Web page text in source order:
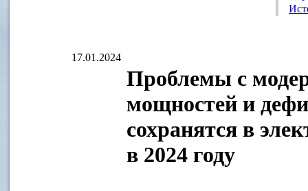
17.01.2024
Проблемы с
мощностей и
сохранятся в
в 2024 году